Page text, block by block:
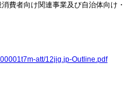
費者向け関連事業及び自治体向け・
att/12jig.jp-Outline.pdf